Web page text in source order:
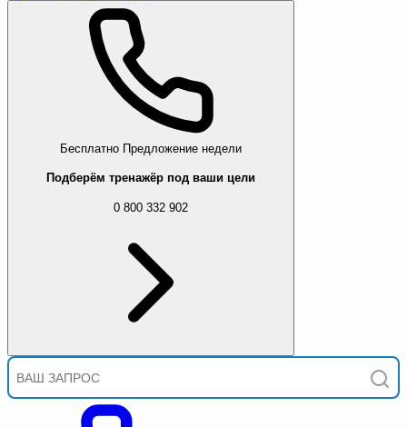
Бесплатно Предложение недели
Подберём тренажёр под ваши цели
0 800 332 902